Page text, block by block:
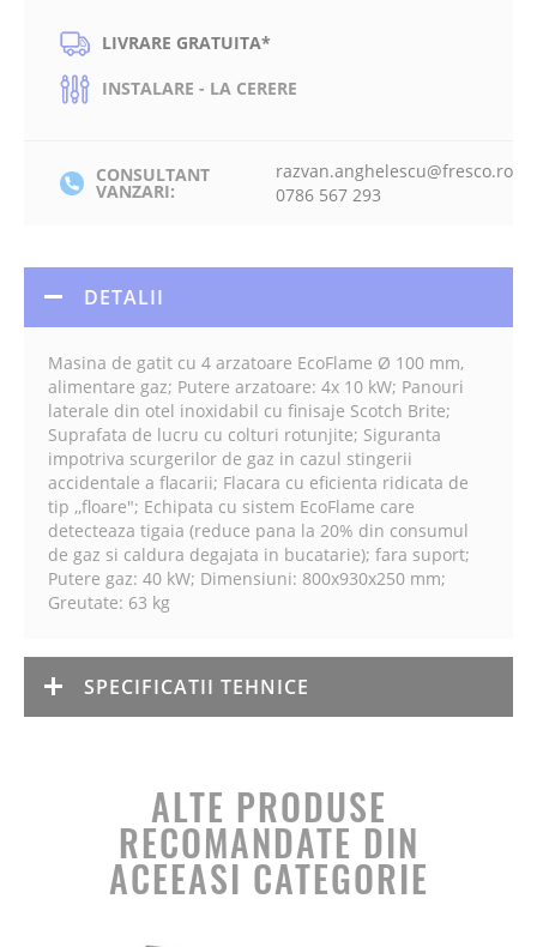
LIVRARE GRATUITA*
INSTALARE - LA CERERE
CONSULTANT
VANZARI:
razvan.anghelescu@fresco.ro
0786 567 293
DETALII
Masina de gatit cu 4 arzatoare EcoFlame Ø 100 mm,
alimentare gaz; Putere arzatoare: 4x 10 kW; Panouri
laterale din otel inoxidabil cu finisaje Scotch Brite;
Suprafata de lucru cu colturi rotunjite; Siguranta
impotriva scurgerilor de gaz in cazul stingerii
accidentale a flacarii; Flacara cu eficienta ridicata de
tip ,,floare"; Echipata cu sistem EcoFlame care
detecteaza tigaia (reduce pana la 20% din consumul
de gaz si caldura degajata in bucatarie); fara suport;
Putere gaz: 40 kW; Dimensiuni: 800x930x250 mm;
Greutate: 63 kg
SPECIFICATII TEHNICE
ALTE PRODUSE
RECOMANDATE DIN
ACEEASI CATEGORIE